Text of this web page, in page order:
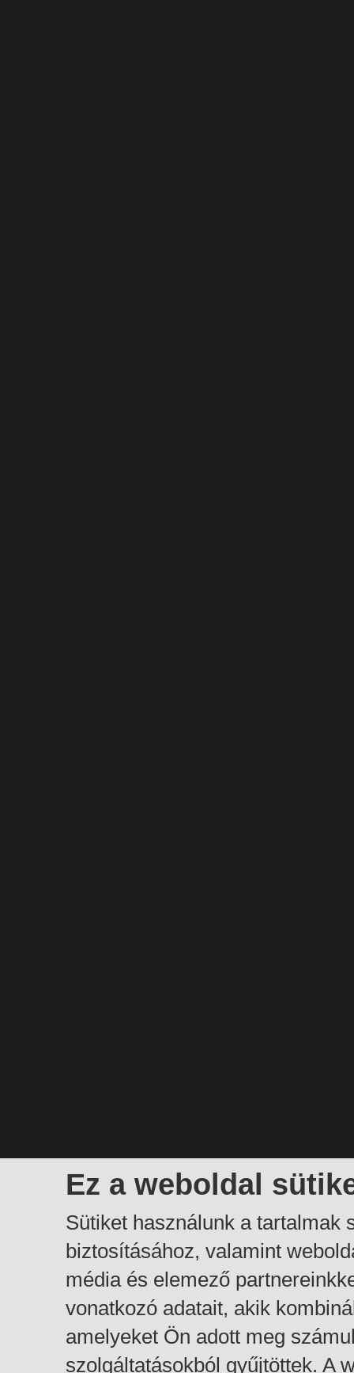
Ez a weboldal
Sütiket használunk a tartalmak
biztosításához, valamint
média és elemező
vonatkozó adatait, akik
amelyeket Ön adott meg
szolgáltatásokból gyűjtöttek. A